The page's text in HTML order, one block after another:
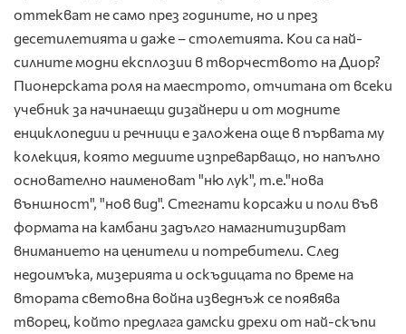
оттекват не само през годините, но и през
десетилетията и даже – столетията. Кои са най-
силните модни експлозии в творчеството на Диор?
Пионерската роля на маестрото, отчитана от всеки
учебник за начинаещи дизайнери и от модните
енциклопедии и речници е заложена още в първата му
колекция, която медиите изпреварващо, но напълно
основателно наименоват "ню лук", т.е."нова
външност", "нов вид". Стегнати корсажи и поли във
формата на камбани задълго намагнитизирват
вниманието на ценители и потребители. След
недоимъка, мизерията и оскъдицата по време на
втората световна война изведнъж се появява
творец, който предлага дамски дрехи от най-скъпи